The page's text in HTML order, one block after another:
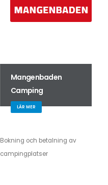
Mangenbaden
Camping
LÄR MER
Bokning och betalning av
campingplatser